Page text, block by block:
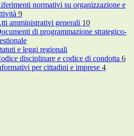
normativi su organizzazione e
9
amministrativi generali 10
di programmazione strategico-
e leggi regionali
disciplinare e codice di condotta 6
per cittadini e imprese 4